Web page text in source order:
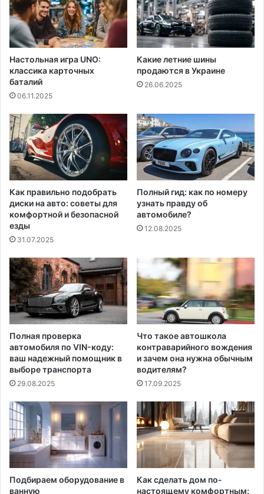
Настольная игра UNO:
классика карточных
баталий
06.11.2025
Какие летние шины
продаются в Украине
26.06.2025
Как правильно подобрать
диски на авто: советы для
комфортной и безопасной
езды
31.07.2025
Полный гид: как по номеру
узнать правду об
автомобиле?
12.08.2025
Полная проверка
автомобиля по VIN-коду:
ваш надежный помощник в
выборе транспорта
29.08.2025
Что такое автошкола
контраварийного вождения
и зачем она нужна обычным
водителям?
17.09.2025
Подбираем оборудование в
ванную
Как сделать дом по-
настоящему комфортным: